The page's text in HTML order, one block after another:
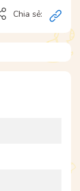
Chia sẻ: